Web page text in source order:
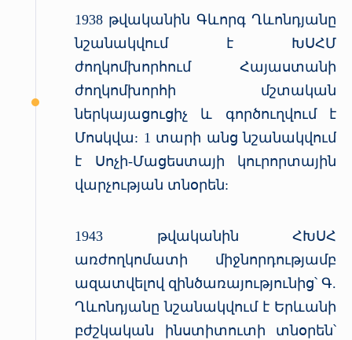
1938 թվականին Գևորգ Ղևոնդյանը
նշանակվում է ԽՍՀՄ
ժողկոմխորհում Հայաստանի
ժողկոմխորհի մշտական
ներկայացուցիչ և գործուղվում է
Մոսկվա: 1 տարի անց նշանակվում
է Սոչի-Մացեստայի կուրորտային
վարչության տնօրեն:
1943 թվականին ՀԽՍՀ
առժողկոմատի միջնորդությամբ
ազատվելով զինծառայությունից՝ Գ.
Ղևոնդյանը նշանակվում է Երևանի
բժշկական ինստիտուտի տնօրեն՝